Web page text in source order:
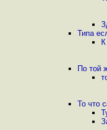
Типа
По той
То что